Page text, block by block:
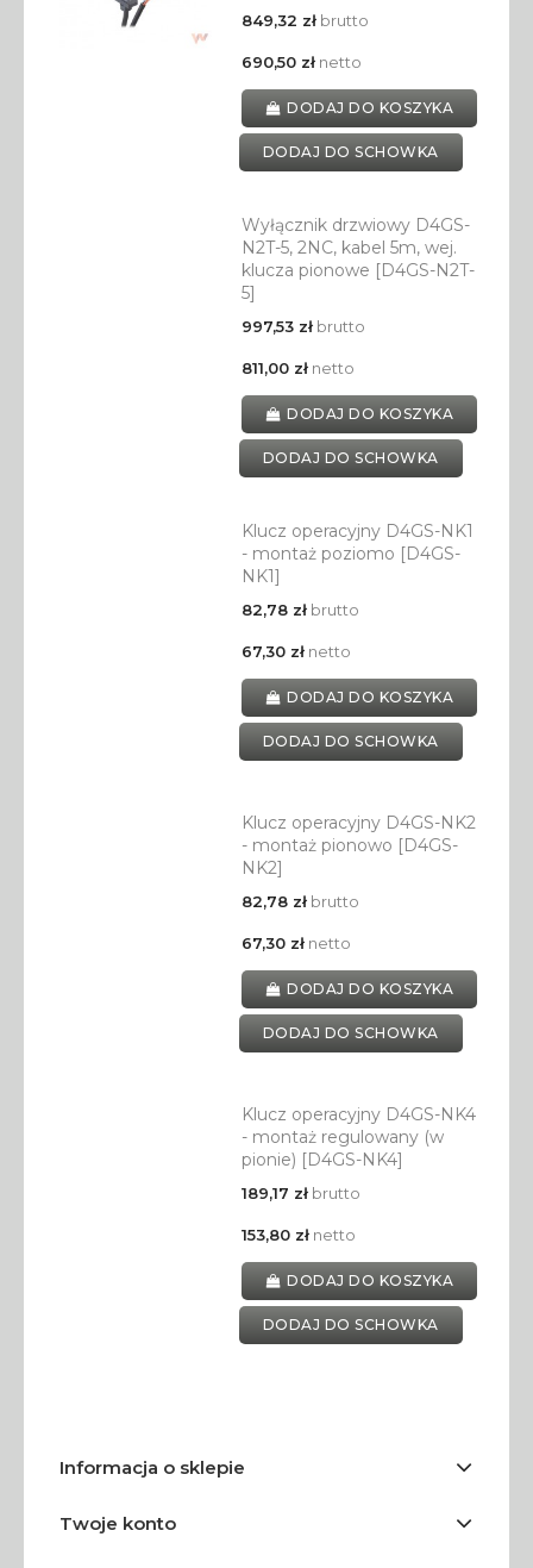
849,32 złbrutto
690,50 złnetto
DODAJ DO KOSZYKA
DODAJ DO SCHOWKA
Wyłącznik drzwiowy D4GS-
N2T-5, 2NC, kabel 5m, wej.
klucza pionowe [D4GS-N2T-
5]
997,53 złbrutto
811,00 złnetto
DODAJ DO KOSZYKA
DODAJ DO SCHOWKA
Klucz operacyjny D4GS-NK1
- montaż poziomo [D4GS-
NK1]
82,78 złbrutto
67,30 złnetto
DODAJ DO KOSZYKA
DODAJ DO SCHOWKA
Klucz operacyjny D4GS-NK2
- montaż pionowo [D4GS-
NK2]
82,78 złbrutto
67,30 złnetto
DODAJ DO KOSZYKA
DODAJ DO SCHOWKA
Klucz operacyjny D4GS-NK4
- montaż regulowany (w
pionie) [D4GS-NK4]
189,17 złbrutto
153,80 złnetto
DODAJ DO KOSZYKA
DODAJ DO SCHOWKA
Informacja o sklepie
Twoje konto